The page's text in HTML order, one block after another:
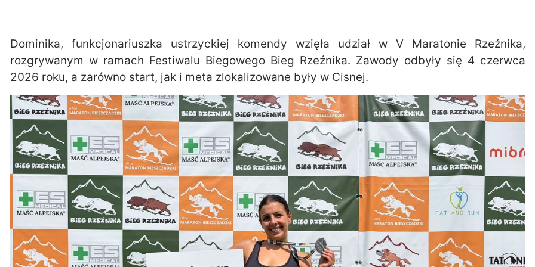
Dominika, funkcjonariuszka ustrzyckiej komendy wzięła udział w V Maratonie Rzeźnika,
rozgrywanym w ramach Festiwalu Biegowego Bieg Rzeźnika. Zawody odbyły się 4 czerwca
2026 roku, a zarówno start, jak i meta zlokalizowane były w Cisnej.